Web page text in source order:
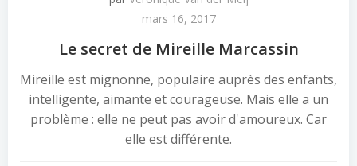
mars 16, 2017
Le secret de Mireille Marcassin
Mireille est mignonne, populaire auprès des enfants,
intelligente, aimante et courageuse. Mais elle a un
problème : elle ne peut pas avoir d'amoureux. Car
elle est différente.